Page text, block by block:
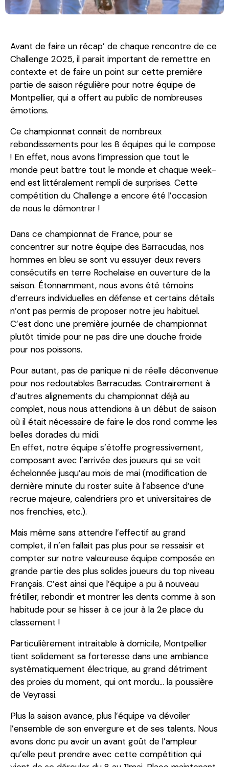
Avant de faire un récap’ de chaque rencontre de ce
Challenge 2025, il parait important de remettre en
contexte et de faire un point sur cette première
partie de saison régulière pour notre équipe de
Montpellier, qui a offert au public de nombreuses
émotions.
Ce championnat connait de nombreux
rebondissements pour les 8 équipes qui le compose
! En effet, nous avons l’impression que tout le
monde peut battre tout le monde et chaque week-
end est littéralement rempli de surprises. Cette
compétition du Challenge a encore été l’occasion
de nous le démontrer !
Dans ce championnat de France, pour se
concentrer sur notre équipe des Barracudas, nos
hommes en bleu se sont vu essuyer deux revers
consécutifs en terre Rochelaise en ouverture de la
saison. Étonnamment, nous avons été témoins
d’erreurs individuelles en défense et certains détails
n’ont pas permis de proposer notre jeu habituel.
C’est donc une première journée de championnat
plutôt timide pour ne pas dire une douche froide
pour nos poissons.
Pour autant, pas de panique ni de réelle déconvenue
pour nos redoutables Barracudas. Contrairement à
d’autres alignements du championnat déjà au
complet, nous nous attendions à un début de saison
où il était nécessaire de faire le dos rond comme les
belles dorades du midi.
En effet, notre équipe s’étoffe progressivement,
composant avec l’arrivée des joueurs qui se voit
échelonnée jusqu’au mois de mai (modification de
dernière minute du roster suite à l’absence d’une
recrue majeure, calendriers pro et universitaires de
nos frenchies, etc.).
Mais même sans attendre l’effectif au grand
complet, il n’en fallait pas plus pour se ressaisir et
compter sur notre valeureuse équipe composée en
grande partie des plus solides joueurs du top niveau
Français. C’est ainsi que l’équipe a pu à nouveau
frétiller, rebondir et montrer les dents comme à son
habitude pour se hisser à ce jour à la 2e place du
classement !
Particulièrement intraitable à domicile, Montpellier
tient solidement sa forteresse dans une ambiance
systématiquement électrique, au grand détriment
des proies du moment, qui ont mordu… la poussière
de Veyrassi.
Plus la saison avance, plus l’équipe va dévoiler
l’ensemble de son envergure et de ses talents. Nous
avons donc pu avoir un avant goût de l’ampleur
qu’elle peut prendre avec cette compétition qui